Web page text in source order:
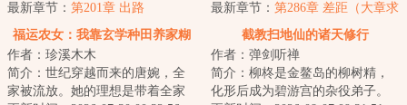
听过的，她听起...
最新章节： 第201章 出路
这不巧了嘛？！...
最新章节： 第286章 差距（大章求
月票）
福运农女：我靠玄学种田养家糊
作者：珍溪木木
简介：世纪穿越而来的唐婉，全
家被流放。她的理想是带着全家
截教扫地仙的诸天修行
作者：弹剑听禅
简介：柳柊是金鳌岛的柳树精，
化形后成为碧游宫的杂役弟子。